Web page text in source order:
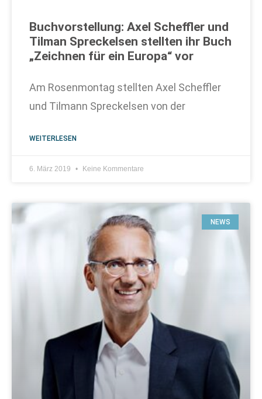
Buchvorstellung: Axel Scheffler und
Tilman Spreckelsen stellten ihr Buch
„Zeichnen für ein Europa“ vor
Am Rosenmontag stellten Axel Scheffler
und Tilmann Spreckelsen von der
WEITERLESEN
6. März 2019 Keine Kommentare
NEWS